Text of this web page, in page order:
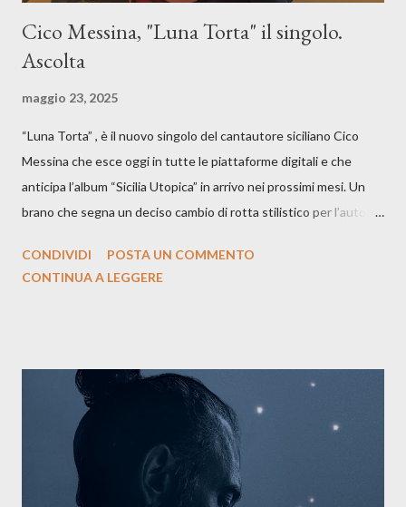
Cico Messina, "Luna Torta" il singolo.
Ascolta
maggio 23, 2025
“Luna Torta” , è il nuovo singolo del cantautore siciliano Cico
Messina che esce oggi in tutte le piattaforme digitali e che
anticipa l’album “Sicilia Utopica” in arrivo nei prossimi mesi. Un
brano che segna un deciso cambio di rotta stilistico per l’autore
testo ibrido tra italiano e siciliano, e un’urgenza espressiva che
La canzone racconta la difficoltà di creare, e perfino di esistere,
sotto il peso della realtà. Ma lo fa cercando una via d’uscita, una
forma di assoluzione, nel vivere e nel suonare, nel trovare respiro
anche quando l’aria sembra farsi più densa. Il brano è anche una
dichiarazione d’intenti: Cico Messina apre il suo nuovo percorso
CONDIVIDI
POSTA UN COMMENTO
CONTINUA A LEGGERE